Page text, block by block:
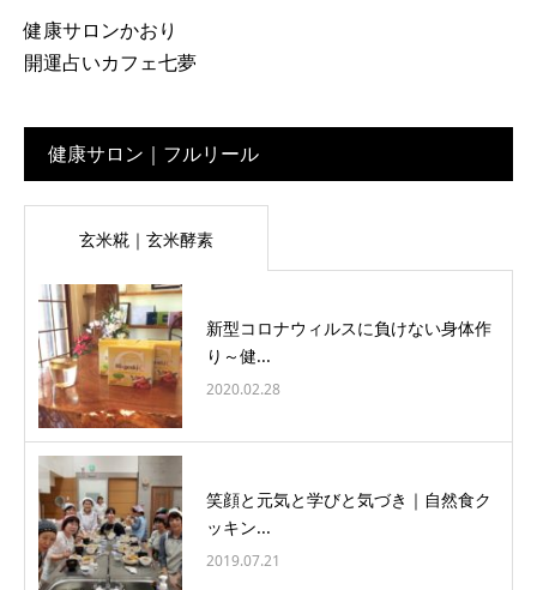
健康サロンかおり
開運占いカフェ七夢
健康サロン｜フルリール
玄米糀｜玄米酵素
新型コロナウィルスに負けない身体作
り～健...
2020.02.28
笑顔と元気と学びと気づき｜自然食ク
ッキン...
2019.07.21